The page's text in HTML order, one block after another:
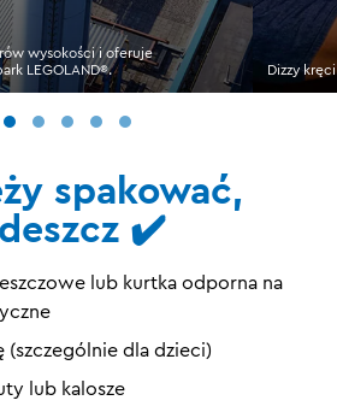
wysokości i oferuje
LEGOLAND®.
Dizzy
spakować,
✔️
lub kurtka odporna na
(szczególnie dla dzieci)
lub kalosze